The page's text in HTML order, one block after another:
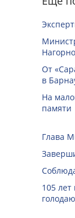
От
в
На
памяти
Глава
105